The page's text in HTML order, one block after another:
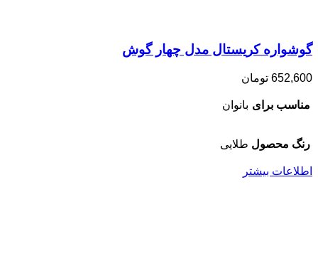
گوشواره کریستال مدل چهار گوش
652,600 تومان
مناسب برای بانوان
رنگ محصول طلایی
اطلاعات بیشتر